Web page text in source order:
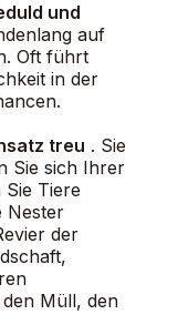
und
auf
Oft führt
in der
treu . Sie
Sie sich Ihrer
Tiere
Nester
der
Müll, den